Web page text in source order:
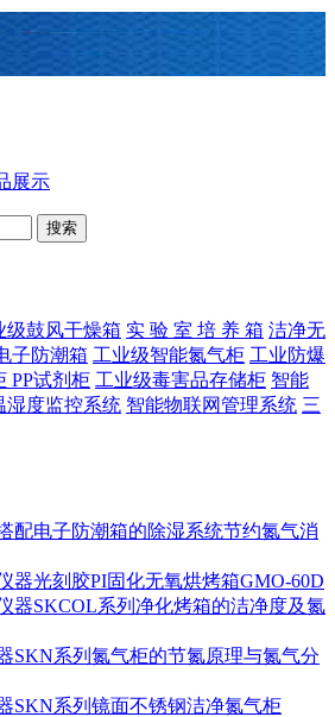
展示
搜索
级鼓风干燥箱 实 验 室 培 养 箱 洁净无
子防潮箱 工业级智能氮气柜 工业防爆
PP试剂柜 工业级毒害品存储柜 智能
湿度监控系统 智能物联网管理系统 三
配电子防潮箱的除湿系统节约氮气消
器光刻胶PI固化无氧烘烤箱GMO-60D
器SKCOL系列净化烤箱的洁净度及氮
SKN系列氮气柜的节氮原理与氮气分
SKN系列镜面不锈钢洁净氮气柜